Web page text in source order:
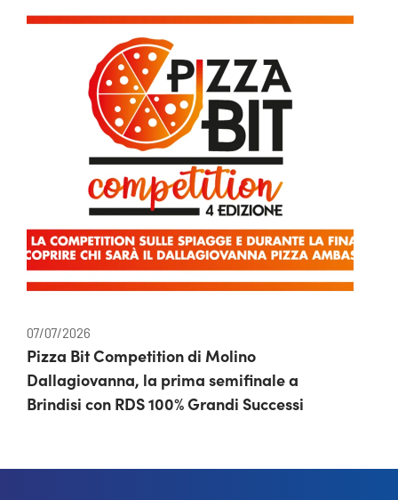
07/07/2026
Pizza Bit Competition di Molino
Dallagiovanna, la prima semifinale a
Brindisi con RDS 100% Grandi Successi